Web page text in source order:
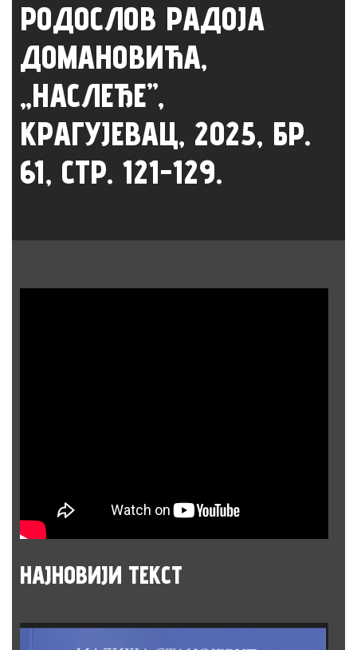
РОДОСЛОВ РАДОЈА
ДОМАНОВИЋА,
„НАСЛЕЂЕ”,
КРАГУЈЕВАЦ, 2025, БР.
61, СТР. 121-129.
НАЈНОВИЈИ ТЕКСТ